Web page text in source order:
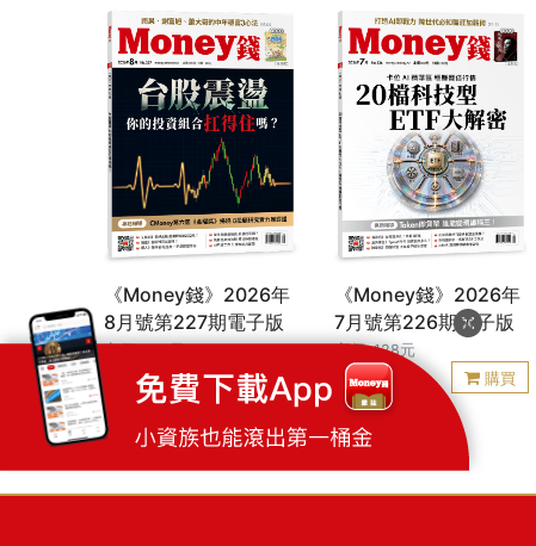
《Money錢》2026年
8月號第227期電子版
定價: 128元
特價:99元 購買
《Money錢》2026年
7月號第226期電子版
定價: 128元
特價:99 購買